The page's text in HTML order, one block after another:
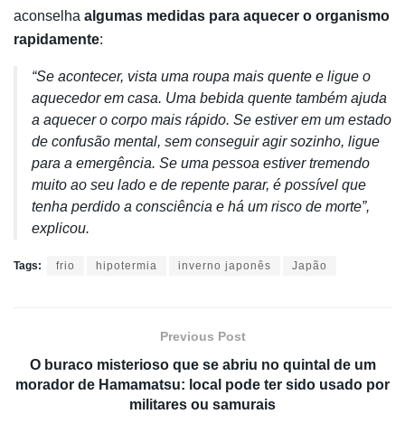
aconselha algumas medidas para aquecer o organismo
rapidamente:
“Se acontecer, vista uma roupa mais quente e ligue o
aquecedor em casa. Uma bebida quente também ajuda
a aquecer o corpo mais rápido. Se estiver em um estado
de confusão mental, sem conseguir agir sozinho, ligue
para a emergência. Se uma pessoa estiver tremendo
muito ao seu lado e de repente parar, é possível que
tenha perdido a consciência e há um risco de morte”,
explicou.
Tags: frio hipotermia inverno japonês Japão
Previous Post
O buraco misterioso que se abriu no quintal de um
morador de Hamamatsu: local pode ter sido usado por
militares ou samurais